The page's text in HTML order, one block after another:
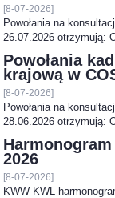
[8-07-2026]
Powołania na
26.07.2026 otrzymują:
Powołania
krajową w
[8-07-2026]
Powołania na
28.06.2026 otrzymują:
2026
[8-07-2026]
KWW KWL